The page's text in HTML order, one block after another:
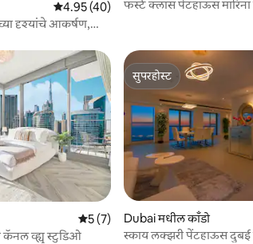
5 पैकी 4.95 सरासरी रेटिंग, 40 रिव्ह्यूज
4.95 (40)
दृश्यांचे आकर्षण,
फर्स्ट क्लास पेंटहाऊस
5 पैकी 5 सरासरी रेटिंग, 7 रिव्ह्यूज
5 (7)
व्ह्यू स्टुडिओ
सुपरहोस्ट
सुपरहोस्ट
Dubai मधील काँडो
स्काय लक्झरी पेंटहाऊस दुबई